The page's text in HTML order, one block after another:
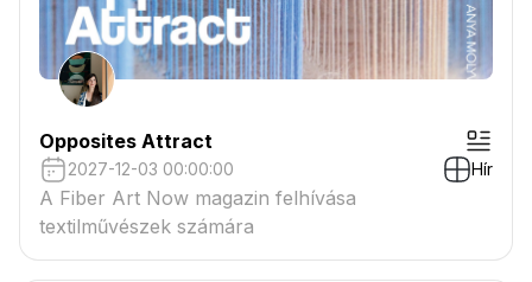
Opposites Attract
2027-12-03 00:00:00 Hír
A Fiber Art Now magazin felhívása
textilművészek számára